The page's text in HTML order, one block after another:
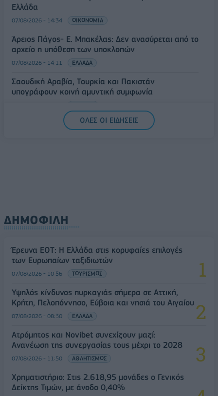
Ελλάδα
07/08/2026 - 14:34 ΟΙΚΟΝΟΜΙΑ
Άρειος Πάγος- Ε. Μπακέλας: Δεν ανασύρεται από το
αρχείο η υπόθεση των υποκλοπών
07/08/2026 - 14:11 ΕΛΛΑΔΑ
Σαουδική Αραβία, Τουρκία και Πακιστάν
υπογράφουν κοινή αμυντική συμφωνία
ΟΛΕΣ ΟΙ ΕΙΔΗΣΕΙΣ
ΔΗΜΟΦΙΛΗ
Έρευνα ΕΟΤ: Η Ελλάδα στις κορυφαίες επιλογές
των Ευρωπαίων ταξιδιωτών
07/08/2026 - 10:56 ΤΟΥΡΙΣΜΟΣ
Υψηλός κίνδυνος πυρκαγιάς σήμερα σε Αττική,
Κρήτη, Πελοπόννησο, Εύβοια και νησιά του Αιγαίου
07/08/2026 - 08:30 ΕΛΛΑΔΑ
Ατρόμητος και Novibet συνεχίζουν μαζί:
Ανανέωση της συνεργασίας τους μέχρι το 2028
07/08/2026 - 11:50 ΑΘΛΗΤΙΣΜΟΣ
Χρηματιστήριο: Στις 2.618,95 μονάδες ο Γενικός
Δείκτης Τιμών, με άνοδο 0,40%